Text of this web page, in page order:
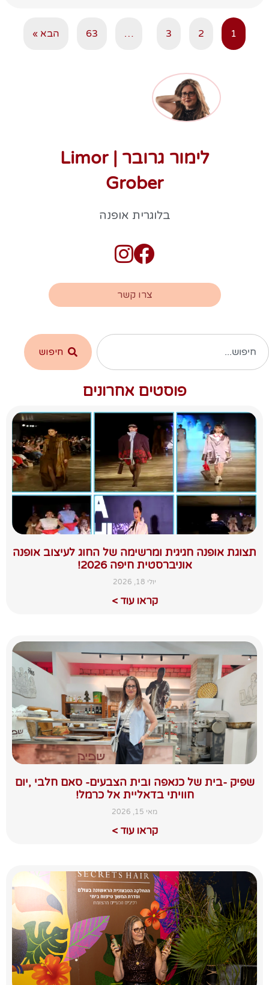
חיפוש
לימור גרובר | Limor
Grober
בלוגרית אופנה
צרו קשר
פוסטים אחרונים
תצוגת אופנה חגיגית ומרשימה של החוג לעיצוב אופנה
אוניברסטית חיפה 2026!
יולי 18, 2026
קראו עוד >
שפיק -בית של כנאפה ובית הצבעים- סאם חלבי ,יום
חוויתי בדאליית אל כרמל!
מאי 15, 2026
קראו עוד >
1
2
3
…
63 הבא »